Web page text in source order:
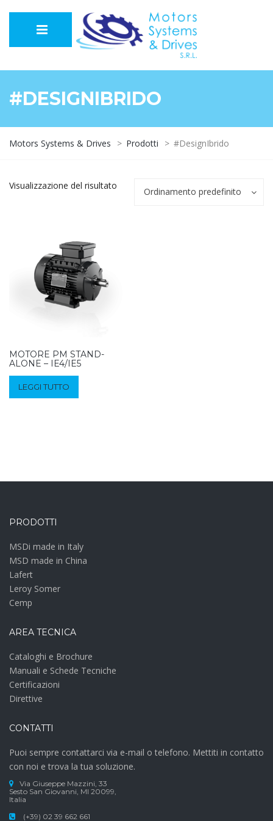
#DESIGNIBRIDO
Motors Systems & Drives > Prodotti > #DesignIbrido
Visualizzazione del risultato
Ordinamento predefinito
MOTORE PM STAND-
ALONE – IE4/IE5
LEGGI TUTTO
PRODOTTI
MSDi made in Italy
MSD made in China
Lafert
Leroy Somer
Cemp
AREA TECNICA
Cataloghi e Brochure
Manuali e Schede Tecniche
Certificazioni
Direttive
CONTATTI
Puoi sempre contattarci via e-mail o telefono. Mettiti in contatto
con noi e trova la tua soluzione.
Via Giuseppe Mazzini, 33
Sesto San Giovanni, MI 20099,
Italia
(+39) 02 39 662 661